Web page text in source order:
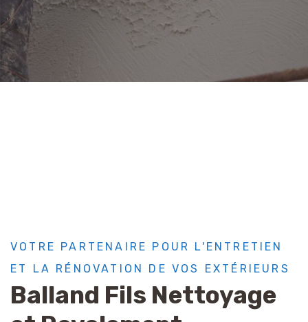
VOTRE PARTENAIRE POUR L'ENTRETIEN
ET LA RÉNOVATION DE VOS EXTÉRIEURS
Balland Fils Nettoyage